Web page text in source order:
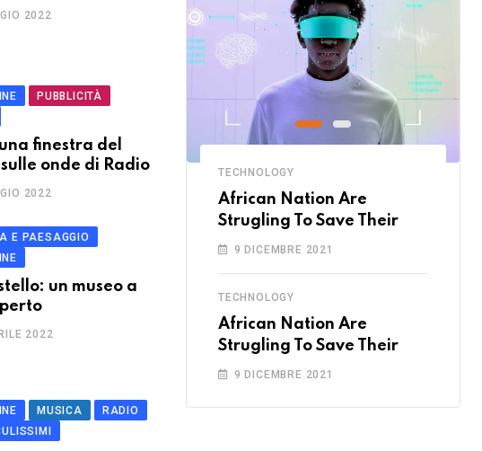
2022
PUBBLICITÀ
finestra del
onde di Radio
2022
E PAESAGGIO
un museo a
2022
MUSICA
RADIO
Nation Are
2021
TECHNOLOGY
African Nation Are
Strugling To Save Their
9 DICEMBRE 2021
TECHNOLOGY
African Nation Are
Strugling To Save Their
9 DICEMBRE 2021